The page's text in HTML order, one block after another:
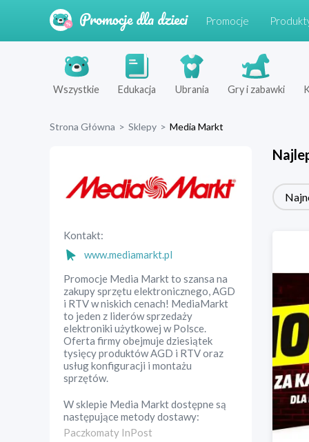
Promocje
Wszystkie Edukacja Ubrania Gry i zabawki
Strona Główna > Sklepy > Media Markt
Kontakt:
www.mediamarkt.pl
Promocje Media Markt to szansa na
zakupy sprzętu elektronicznego, AGD
i RTV w niskich cenach! MediaMarkt
to jeden z liderów sprzedaży
elektroniki użytkowej w Polsce.
Oferta firmy obejmuje dziesiątek
tysięcy produktów AGD i RTV oraz
usług konfiguracji i montażu
sprzętów.
W sklepie Media Marktdostępne są
następujące metody dostawy:
Paczkomaty InPost